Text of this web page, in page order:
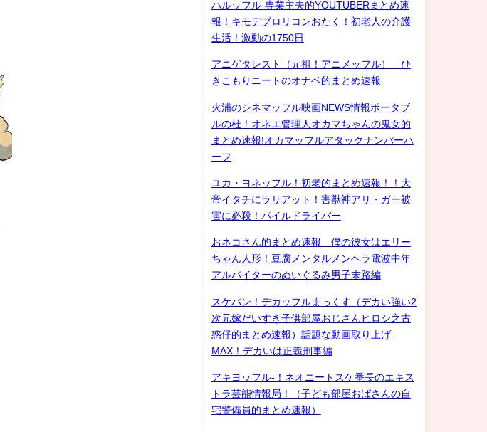
ハルッフル-専業主夫的YOUTUBERまとめ速
報！キモデブロリコンおたく！初老人の介護
生活！激動の1750日
アニゲタレスト（元祖！アニメッフル） ひ
きこもりニートのオナベ的まとめ速報
火浦のシネマッフル映画NEWS情報ポータブ
ルの杜！オネエ管理人オカマちゃんの鬼女的
まとめ速報!オカマッフルアタックナンバーハ
ーフ
ユカ・ヨネッフル！初老的まとめ速報！！大
帝イタチにラリアット！害獣神アリ・ガー被
害に必殺！パイルドライバー
おネコさん的まとめ速報 僕の彼女はエリー
ちゃん人形！豆腐メンタルメンヘラ電波中年
アルバイターのぬいぐるみ男子末路編
スケバン！デカッフルまっくす（デカい強い2
次元嫁だいすき子供部屋おじさんヒロシ之古
惑仔的まとめ速報）話題な動画取り上げ
MAX！デカいは正義刑事編
アキヨッフル-！ネオニートスケ番長のエキス
トラ芸能情報局！（子ども部屋おばさんの自
宅警備員的まとめ速報）